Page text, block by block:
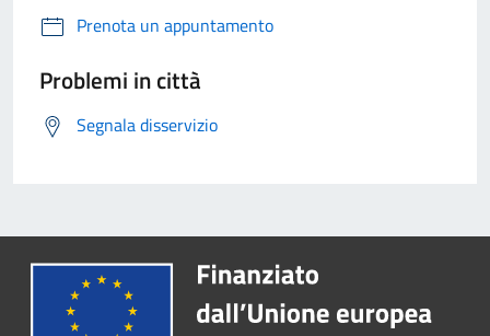
Prenota un appuntamento
Problemi in città
Segnala disservizio